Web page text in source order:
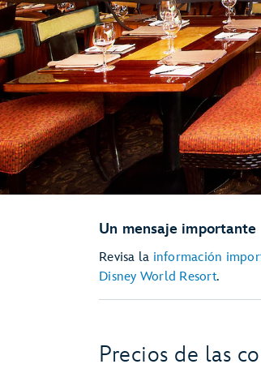
Un mensaje importante
Revisa la información
Disney World Resort.
Precios de las